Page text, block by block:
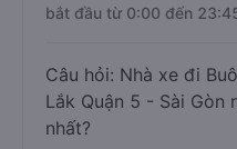
bắt đầu từ 0:00 đến
Câu hỏi: Nhà xe đi
Lắk Quận 5 - Sài Gòn
nhất?